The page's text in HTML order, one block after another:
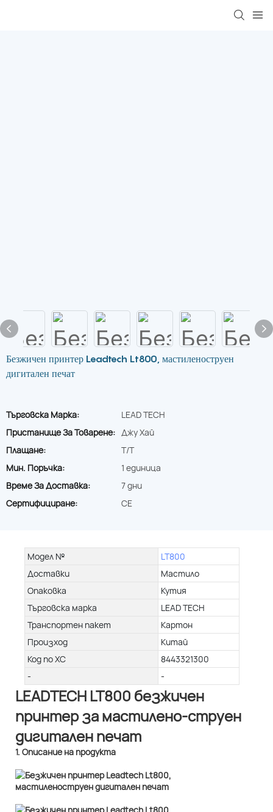
Безжичен принтер Leadtech Lt800, мастиленоструен
дигитален печат
Търговска Марка:
LEAD TECH
Пристанище За Товарене: Джу Хай
Плащане:
T/T
Мин. Поръчка:
1 единица
Време За Доставка:
7 дни
Сертифициране:
CE
Модел №
LT800
Доставки
Мастило
Опаковка
Кутия
Търговска марка
LEAD TECH
Транспортен пакет
Картон
Произход
Китай
Код по ХС
8443321300
-
-
LEADTECH LT800 безжичен
принтер за мастилено-струен
дигитален печат
1. Описание на продукта